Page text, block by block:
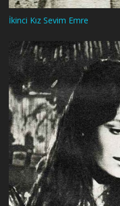
İkinci Kız Sevim Emre